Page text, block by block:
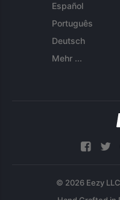
Español
Português
Deutsch
Mehr ...
© 2026 Eezy